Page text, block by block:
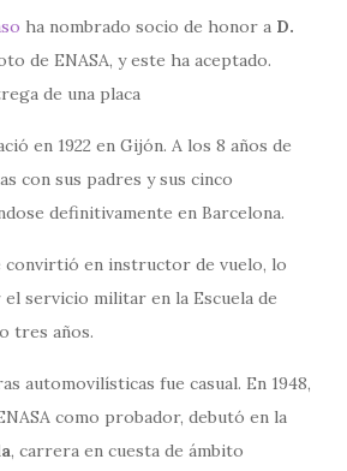
ha nombrado socio de honor a D.
de ENASA, y este ha aceptado.
de una placa
en 1922 en Gijón. A los 8 años de
con sus padres y sus cinco
definitivamente en Barcelona.
convirtió en instructor de vuelo, lo
servicio militar en la Escuela de
tres años.
automovilísticas fue casual. En 1948,
como probador, debutó en la
, carrera en cuesta de ámbito